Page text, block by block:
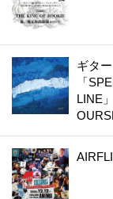
ギタ
「
LINE